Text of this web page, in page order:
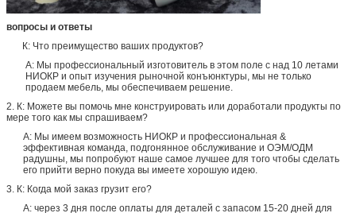
вопросы и ответы
К: Что преимущество ваших продуктов?
А: Мы профессиональный изготовитель в этом поле с над 10 летами
НИОКР и опыт изучения рыночной конъюнктуры, мы не только
продаем мебель, мы обеспечиваем решение.
2. К: Можете вы помочь мне конструировать или доработали продукты по
мере того как мы спрашиваем?
А: Мы имеем возможность НИОКР и профессиональная &
эффективная команда, подгонянное обслуживание и ОЭМ/ОДМ
радушны, мы попробуют наше самое лучшее для того чтобы сделать
его прийти верно покуда вы имеете хорошую идею.
3. К: Когда мой заказ грузит его?
А: через 3 дня после оплаты для деталей с запасом 15-20 дней для